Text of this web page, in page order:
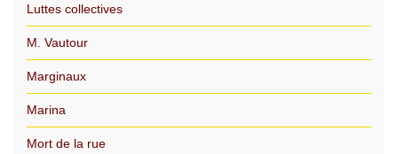
Luttes collectives
M. Vautour
Marginaux
Marina
Mort de la rue